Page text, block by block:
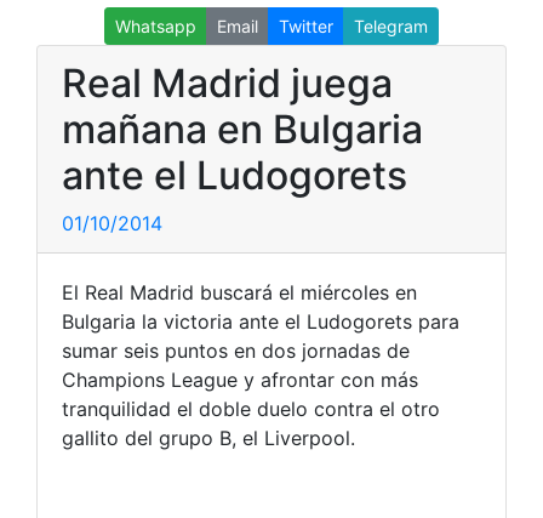
Whatsapp Email Twitter Telegram
Real Madrid juega
mañana en Bulgaria
ante el Ludogorets
01/10/2014
El Real Madrid buscará el miércoles en
Bulgaria la victoria ante el Ludogorets para
sumar seis puntos en dos jornadas de
Champions League y afrontar con más
tranquilidad el doble duelo contra el otro
gallito del grupo B, el Liverpool.